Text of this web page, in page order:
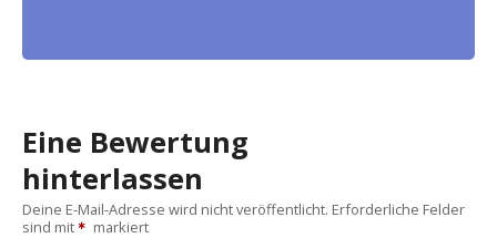
Eine Bewertung
hinterlassen
Deine E-Mail-Adresse wird nicht veröffentlicht. Erforderliche Felder
sind mit
markiert